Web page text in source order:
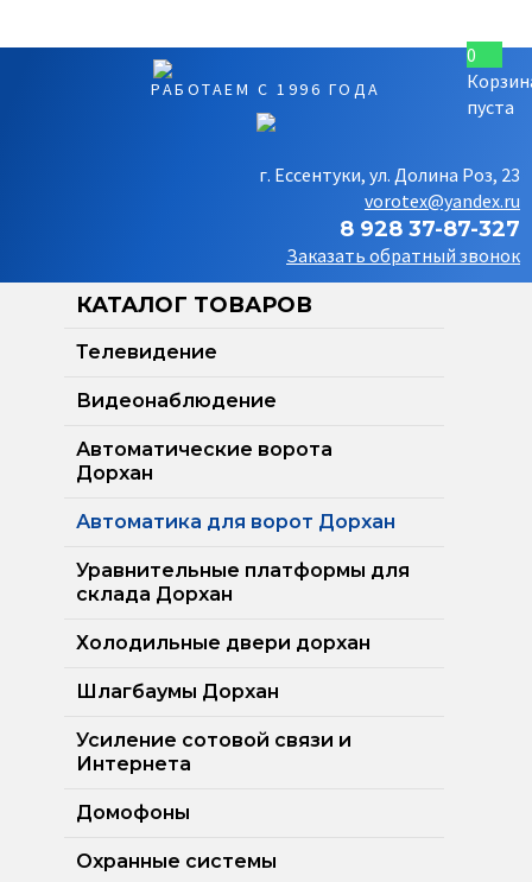
РАБОТАЕМ С 1996 ГОДА
г. Ессентуки, ул. Долина Роз, 23
vorotex@yandex.ru
8 928 37-87-327
Заказать обратный звонок
0
пуста
КАТАЛОГ ТОВАРОВ
Телевидение
Видеонаблюдение
Автоматические ворота
Дорхан
Автоматика для ворот Дорхан
Уравнительные платформы для
склада Дорхан
Холодильные двери дорхан
Шлагбаумы Дорхан
Усиление сотовой связи и
Интернета
Домофоны
Охранные системы